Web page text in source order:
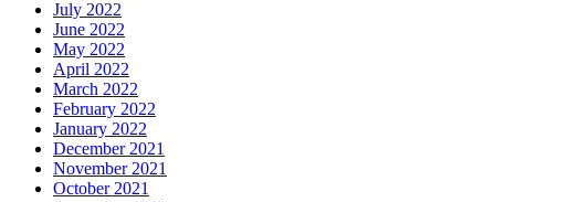
July 2022
June 2022
May 2022
April 2022
March 2022
February 2022
January 2022
December 2021
November 2021
October 2021